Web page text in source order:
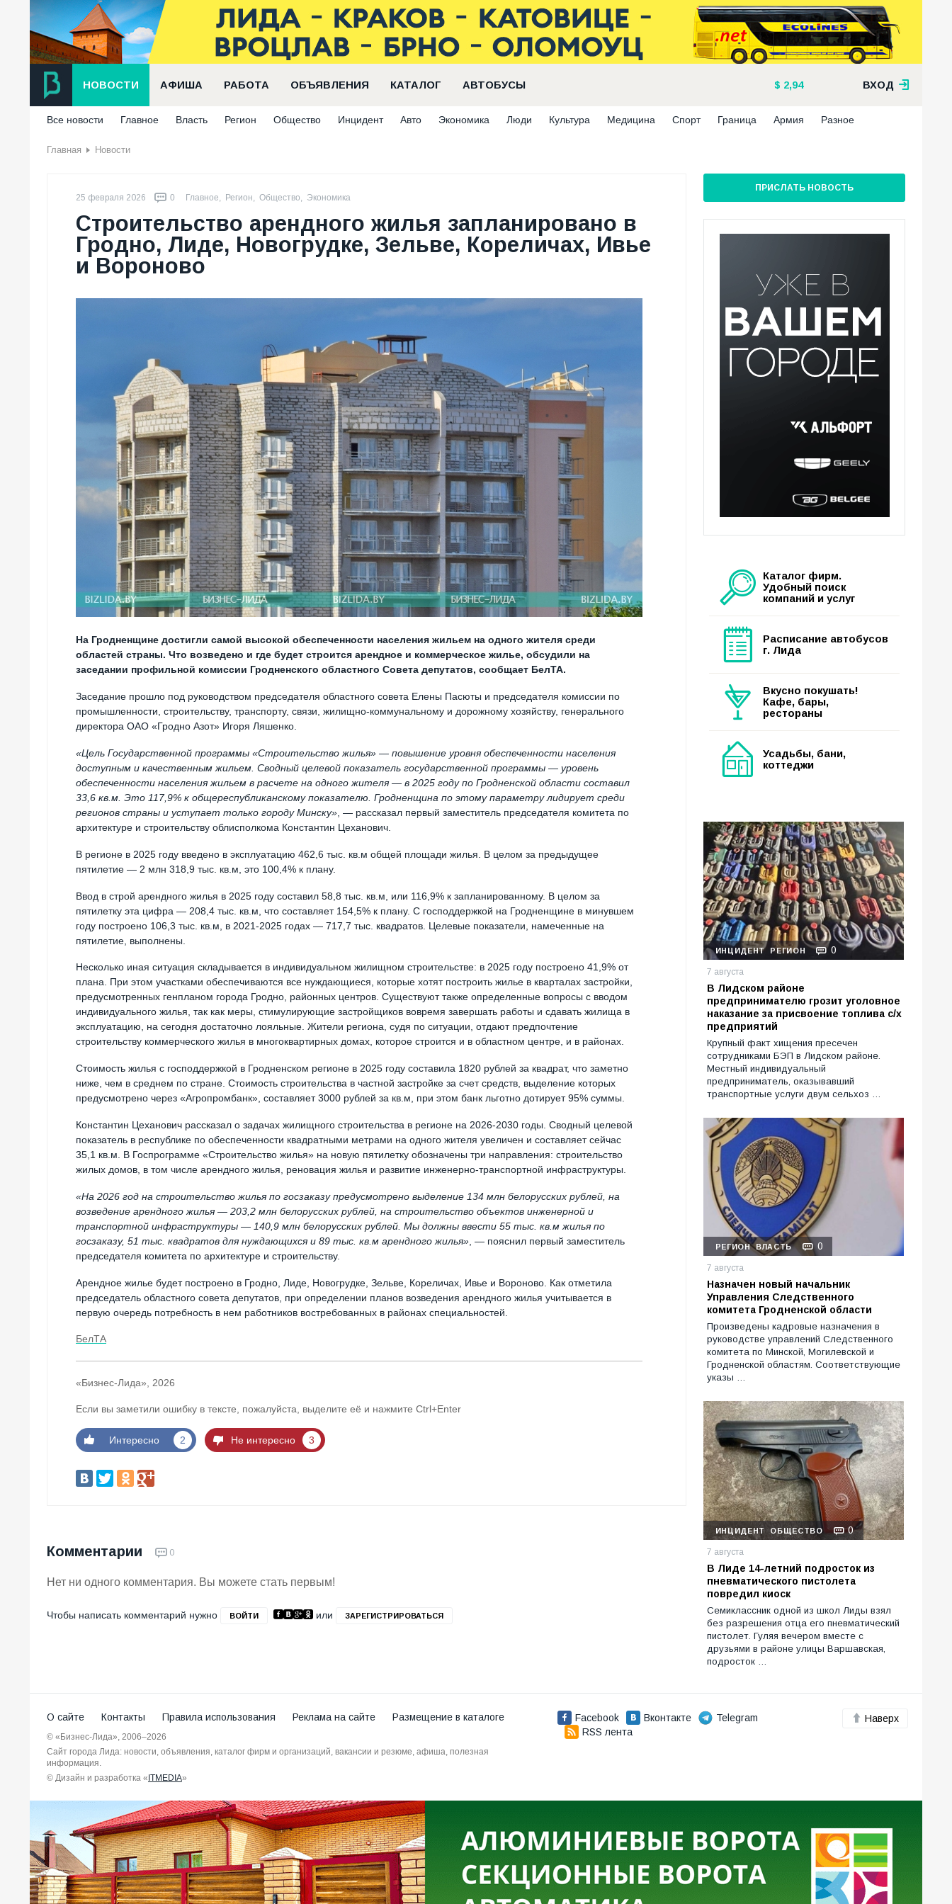
НОВОСТИ АФИША РАБОТА ОБЪЯВЛЕНИЯ КАТАЛОГ АВТОБУСЫ 2,94 ВХОД
Все новости Главное Власть Регион Общество Инцидент Авто Экономика Люди Культура Медицина Спорт Граница Армия Разное
Главная Новости
25 февраля 2026 0 Главное, Регион, Общество, Экономика
Строительство арендного жилья запланировано в
Гродно, Лиде, Новогрудке, Зельве, Кореличах, Ивье
и Вороново
На Гродненщине достигли самой высокой обеспеченности населения жильем на одного жителя среди
областей страны. Что возведено и где будет строится арендное и коммерческое жилье, обсудили на
заседании профильной комиссии Гродненского областного Совета депутатов, сообщает БелТА.
Заседание прошло под руководством председателя областного совета Елены Пасюты и председателя комиссии по
промышленности, строительству, транспорту, связи, жилищно-коммунальному и дорожному хозяйству, генерального
директора ОАО «Гродно Азот» Игоря Ляшенко.
«Цель Государственной программы «Строительство жилья» — повышение уровня обеспеченности населения
доступным и качественным жильем. Сводный целевой показатель государственной программы — уровень
обеспеченности населения жильем в расчете на одного жителя — в 2025 году по Гродненской области составил
33,6 кв.м. Это 117,9% к общереспубликанскому показателю. Гродненщина по этому параметру лидирует среди
регионов страны и уступает только городу Минску» , — рассказал первый заместитель председателя комитета по
архитектуре и строительству облисполкома Константин Цеханович.
В регионе в 2025 году введено в эксплуатацию 462,6 тыс. кв.м общей площади жилья. В целом за предыдущее
пятилетие — 2 млн 318,9 тыс. кв.м, это 100,4% к плану.
Ввод в строй арендного жилья в 2025 году составил 58,8 тыс. кв.м, или 116,9% к запланированному. В целом за
пятилетку эта цифра — 208,4 тыс. кв.м, что составляет 154,5% к плану. С господдержкой на Гродненщине в минувшем
году построено 106,3 тыс. кв.м, в 2021-2025 годах — 717,7 тыс. квадратов. Целевые показатели, намеченные на
пятилетие, выполнены.
Несколько иная ситуация складывается в индивидуальном жилищном строительстве: в 2025 году построено 41,9% от
плана. При этом участками обеспечиваются все нуждающиеся, которые хотят построить жилье в кварталах застройки,
предусмотренных генпланом города Гродно, районных центров. Существуют также определенные вопросы с вводом
индивидуального жилья, так как меры, стимулирующие застройщиков вовремя завершать работы и сдавать жилища в
эксплуатацию, на сегодня достаточно лояльные. Жители региона, судя по ситуации, отдают предпочтение
строительству коммерческого жилья в многоквартирных домах, которое строится и в областном центре, и в районах.
Стоимость жилья с господдержкой в Гродненском регионе в 2025 году составила 1820 рублей за квадрат, что заметно
ниже, чем в среднем по стране. Стоимость строительства в частной застройке за счет средств, выделение которых
предусмотрено через «Агропромбанк», составляет 3000 рублей за кв.м, при этом банк льготно дотирует 95% суммы.
Константин Цеханович рассказал о задачах жилищного строительства в регионе на 2026-2030 годы. Сводный целевой
показатель в республике по обеспеченности квадратными метрами на одного жителя увеличен и составляет сейчас
35,1 кв.м. В Госпрограмме «Строительство жилья» на новую пятилетку обозначены три направления: строительство
жилых домов, в том числе арендного жилья, реновация жилья и развитие инженерно-транспортной инфраструктуры.
«На 2026 год на строительство жилья по госзаказу предусмотрено выделение 134 млн белорусских рублей, на
возведение арендного жилья — 203,2 млн белорусских рублей, на строительство объектов инженерной и
транспортной инфраструктуры — 140,9 млн белорусских рублей. Мы должны ввести 55 тыс. кв.м жилья по
госзаказу, 51 тыс. квадратов для нуждающихся и 89 тыс. кв.м арендного жилья» , — пояснил первый заместитель
председателя комитета по архитектуре и строительству.
Арендное жилье будет построено в Гродно, Лиде, Новогрудке, Зельве, Кореличах, Ивье и Вороново. Как отметила
председатель областного совета депутатов, при определении планов возведения арендного жилья учитывается в
первую очередь потребность в нем работников востребованных в районах специальностей.
БелТА
«Бизнес-Лида», 2026
Если вы заметили ошибку в тексте, пожалуйста, выделите её и нажмите Ctrl+Enter
Интересно 2 Не интересно 3
Комментарии 0
Нет ни одного комментария. Вы можете стать первым!
Чтобы написать комментарий нужно ВОЙТИ или ЗАРЕГИСТРИРОВАТЬСЯ
ПРИСЛАТЬ НОВОСТЬ
Каталог фирм.
Удобный поиск
компаний и услуг
Расписание автобусов
г. Лида
Вкусно покушать!
Кафе, бары,
рестораны
Усадьбы, бани,
коттеджи
ИНЦИДЕНТ РЕГИОН 0
7 августа
В Лидском районе
предпринимателю грозит уголовное
наказание за присвоение топлива с/х
предприятий
Крупный факт хищения пресечен
сотрудниками БЭП в Лидском районе.
Местный индивидуальный
предприниматель, оказывавший
транспортные услуги двум сельхоз …
РЕГИОН ВЛАСТЬ 0
7 августа
Назначен новый начальник
Управления Следственного
комитета Гродненской области
Произведены кадровые назначения в
руководстве управлений Следственного
комитета по Минской, Могилевской и
Гродненской областям. Соответствующие
указы …
ИНЦИДЕНТ ОБЩЕСТВО 0
7 августа
В Лиде 14-летний подросток из
пневматического пистолета
повредил киоск
Семиклассник одной из школ Лиды взял
без разрешения отца его пневматический
пистолет. Гуляя вечером вместе с
друзьями в районе улицы Варшавская,
подросток …
О сайте Контакты Правила использования Реклама на сайте Размещение в каталоге
© «Бизнес-Лида», 2006–2026
Сайт города Лида: новости, объявления, каталог фирм и организаций, вакансии и резюме, афиша, полезная
информация.
© Дизайн и разработка «ITMEDIA»
Facebook Вконтакте
Telegram
RSS лента
Наверх